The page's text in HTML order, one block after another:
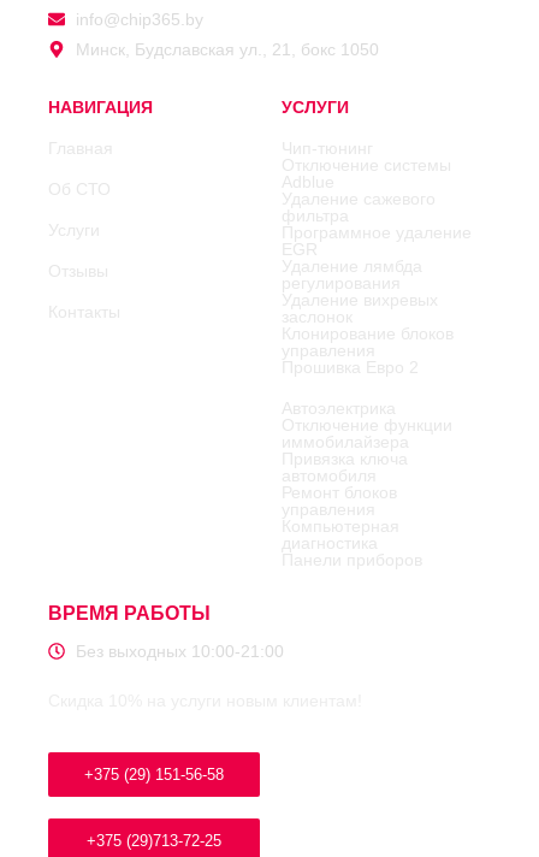
info@chip365.by
Минск, Будславская ул., 21, бокс 1050
НАВИГАЦИЯ
Главная
Об СТО
Услуги
Отзывы
Контакты
УСЛУГИ
Чип-тюнинг
Отключение системы
Adblue
Удаление сажевого
фильтра
Программное удаление
EGR
Удаление лямбда
регулирования
Удаление вихревых
заслонок
Клонирование блоков
управления
Прошивка Евро 2
Автоэлектрика
Отключение функции
иммобилайзера
Привязка ключа
автомобиля
Ремонт блоков
управления
Компьютерная
диагностика
Панели приборов
ВРЕМЯ РАБОТЫ
Без выходных 10:00-21:00
+375 (29) 151-56-58
+375 (29)713-72-25